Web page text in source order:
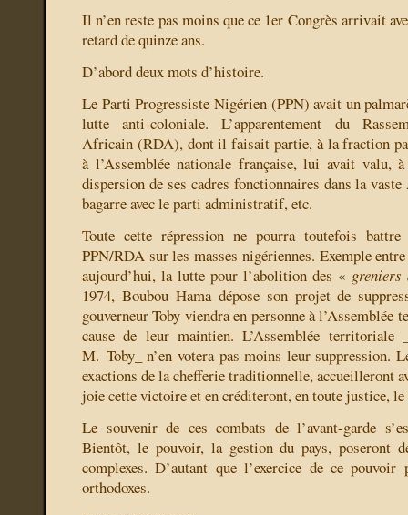
Il n’en reste pas moins que ce 1er Congrès arrivait
retard de quinze ans.
D’abord deux mots d’histoire.
Le Parti Progressiste Nigérien (PPN) avait un
lutte anti-coloniale. L’apparentement du
Africain (RDA), dont il faisait partie, à la fraction
à l’Assemblée nationale française, lui avait valu,
dispersion de ses cadres fonctionnaires dans la
bagarre avec le parti administratif, etc.
Toute cette répression ne pourra toutefois
PPN/RDA sur les masses nigériennes. Exemple
aujourd’hui, la lutte pour l’abolition des « greniers
1974, Boubou Hama dépose son projet de
gouverneur Toby viendra en personne à
cause de leur maintien. L’Assemblée
M. Toby_ n’en votera pas moins leur suppression.
exactions de la chefferie traditionnelle, accueilleront
joie cette victoire et en créditeront, en toute justice, le
Le souvenir de ces combats de l’avant-garde
Bientôt, le pouvoir, la gestion du pays, poseront
complexes. D’autant que l’exercice de ce pouvoir
orthodoxes.